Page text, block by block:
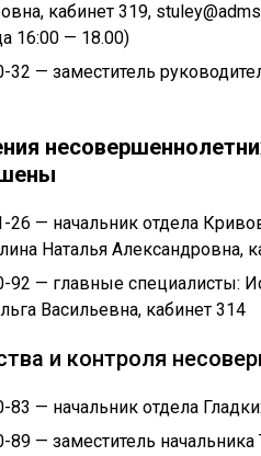
кабинет 319,
16:00 — 18.00)
32 — заместитель
26 — начальник отдела
Наталья Александровна,
92 — главные специалисты:
Васильевна, кабинет 314
и контроля
83 — начальник отдела
89 — заместитель